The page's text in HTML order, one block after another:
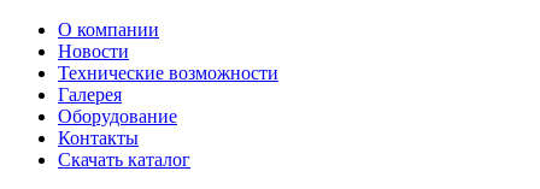
О компании
Новости
Технические возможности
Галерея
Оборудование
Контакты
Скачать каталог